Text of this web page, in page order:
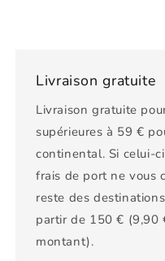
Livraison gratuite
Livraison gratuite
supérieures à 59 €
continental. Si celui-
frais de port ne vous
reste des
partir de 150 € (9,90
montant).